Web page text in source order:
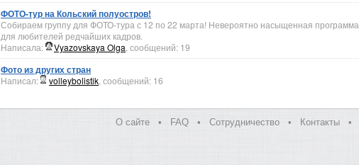
ФОТО-тур на Кольский полуостров!
Собираем группу для ФОТО-тура с 12 по 22 марта! Невероятно насыщенная программа
для любителей редчайших кадров.
Написала:
Vyazovskaya Olga , сообщений: 19
Фото из других стран
Написал: volleybolistik , сообщений: 16
О сайте • FAQ • Сотрудничество • Контакты •